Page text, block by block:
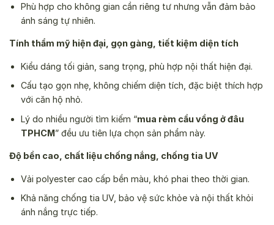
Phù hợp cho không gian cần riêng tư nhưng vẫn đảm bảo
ánh sáng tự nhiên.
Tính thẩm mỹ hiện đại, gọn gàng, tiết kiệm diện tích
Kiểu dáng tối giản, sang trọng, phù hợp nội thất hiện đại.
Cấu tạo gọn nhẹ, không chiếm diện tích, đặc biệt thích hợp
với căn hộ nhỏ.
Lý do nhiều người tìm kiếm “mua rèm cầu vồng ở đâu
TPHCM” đều ưu tiên lựa chọn sản phẩm này.
Độ bền cao, chất liệu chống nắng, chống tia UV
Vải polyester cao cấp bền màu, khó phai theo thời gian.
Khả năng chống tia UV, bảo vệ sức khỏe và nội thất khỏi
ánh nắng trực tiếp.